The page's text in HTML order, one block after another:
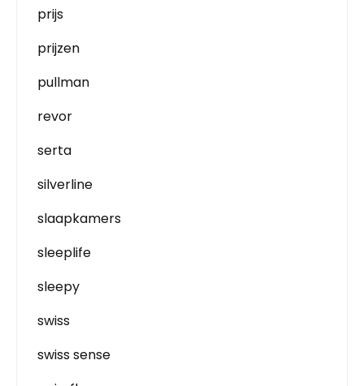
prijs
prijzen
pullman
revor
serta
silverline
slaapkamers
sleeplife
sleepy
swiss
swiss sense